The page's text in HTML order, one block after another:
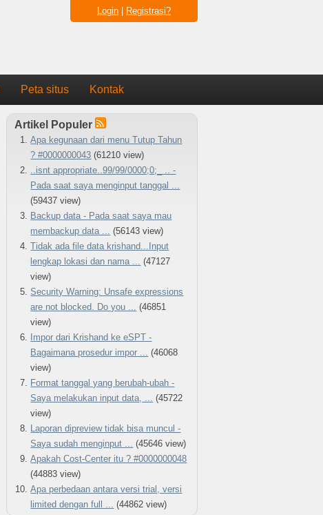
Login Registrasi?
Peta situs Kontak
Artikel Populer
Apa kegunaan dari menu Tutup Tahun
? #0000000043 (61210 view)
..isnt appropriate..99/99/0000;0;_ .. -
Pada saat saya menginput tanggal ...
(59437 view)
Backup data - Pada saat saya mau
membackup data ...
(56143 view)
Tidak ada file data krishand...Input
lengkap lokasi dan nama ...
(47127
view)
Security Warning: Unsafe expressions
are not blocked. Do you ...
(46851
view)
Impor dari Krishand ke eSPT -
Bagaimana prosedur impor ...
(46068
view)
Format tanggal yang berubah-ubah -
Saya melakukan input data, ...
(45722
view)
Laporan dipreview tidak bisa muncul -
Saya sudah menginput ...
(45646 view)
Apakah Cost-Center itu ? #0000000048
(44883 view)
Apa perbedaan antara versi trial, versi
limited dengan full ...
(44862 view)